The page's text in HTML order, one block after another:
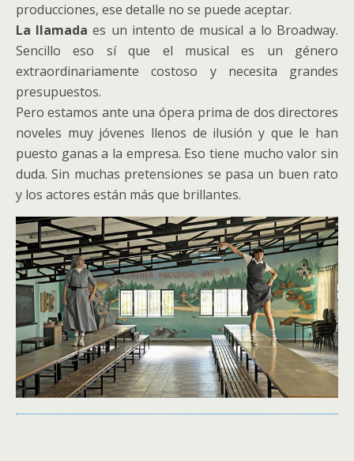
producciones, ese detalle no se puede aceptar.
La llamada es un intento de musical a lo Broadway.
Sencillo eso sí que el musical es un género
extraordinariamente costoso y necesita grandes
presupuestos.
Pero estamos ante una ópera prima de dos directores
noveles muy jóvenes llenos de ilusión y que le han
puesto ganas a la empresa. Eso tiene mucho valor sin
duda. Sin muchas pretensiones se pasa un buen rato
y los actores están más que brillantes.